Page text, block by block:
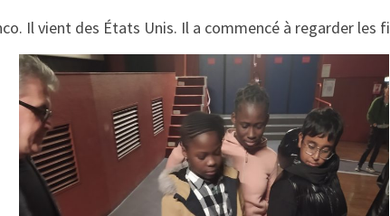
Il vient des États Unis. Il a commencé à regarder